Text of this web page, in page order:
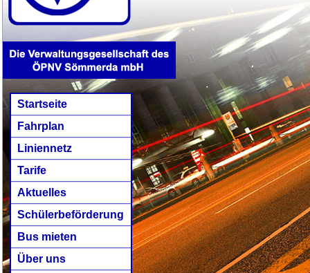
Startseite
Fahrplan
Liniennetz
Tarife
Aktuelles
Schülerbeförderung
Bus mieten
Über uns